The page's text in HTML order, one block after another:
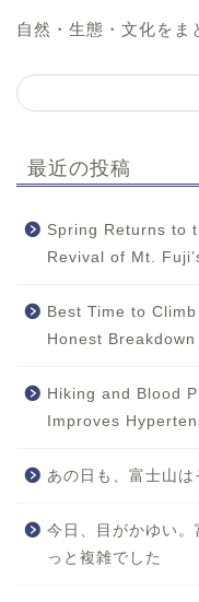
自然・生態・文化をま
最近の投稿
Spring Returns to
Revival of Mt.
Best Time to
Honest
Hiking and Blood
Improves
あの日も、富士山
今日、目がかゆい。
っと複雑でした